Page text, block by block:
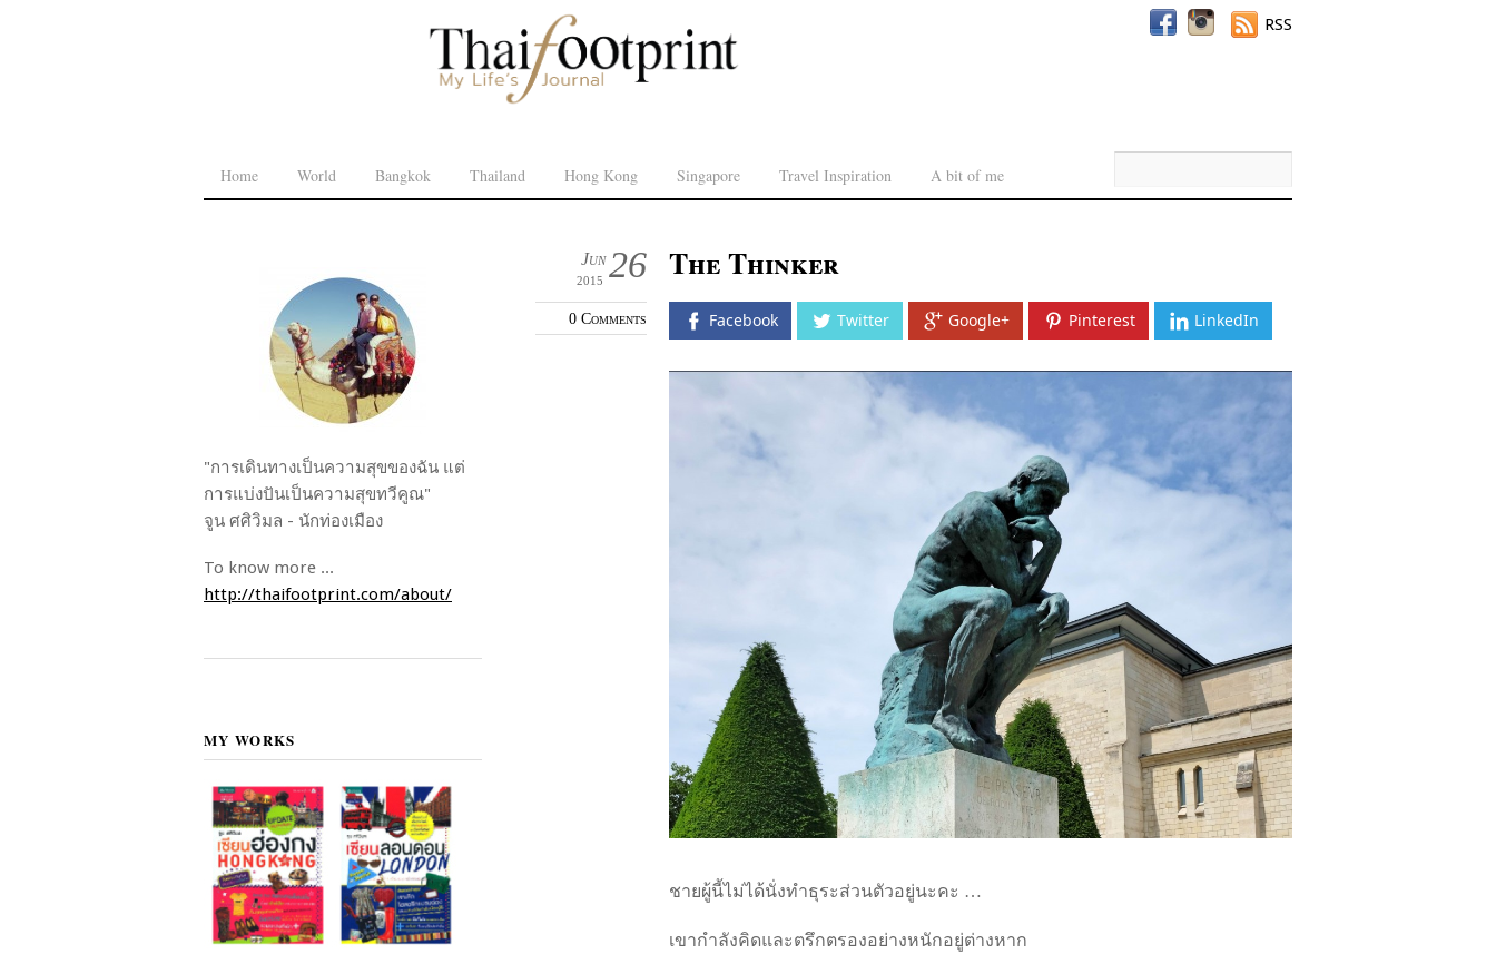
Home World Bangkok Thailand Hong Kong Singapore Travel Inspiration A bit of me
RSS
26
Jun
2015
0 Comments
The Thinker
Facebook Twitter Google+ Pinterest LinkedIn
ชายผู้นี้ไม่ได้นั่งทำธุระส่วนตัวอยู่นะคะ …
เขากำลังคิดและตรึกตรองอย่างหนักอยู่ต่างหาก
"การเดินทางเป็นความสุขของฉัน แต่
การแบ่งปันเป็นความสุขทวีคูณ"
จูน ศศิวิมล - นักท่องเมือง
To know more ...
http://thaifootprint.com/about/
MY WORKS